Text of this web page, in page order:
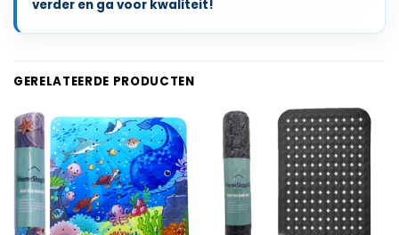
verder en ga voor kwaliteit!
GERELATEERDE PRODUCTEN